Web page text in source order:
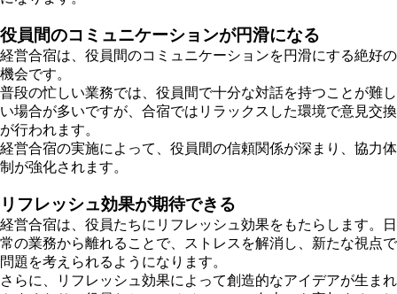
役員間のコミュニケーションが円滑になる
経営合宿は、役員間のコミュニケーションを円滑にする絶好の
機会です。
普段の忙しい業務では、役員間で十分な対話を持つことが難し
い場合が多いですが、合宿ではリラックスした環境で意見交換
が行われます。
経営合宿の実施によって、役員間の信頼関係が深まり、協力体
制が強化されます。
リフレッシュ効果が期待できる
経営合宿は、役員たちにリフレッシュ効果をもたらします。日
常の業務から離れることで、ストレスを解消し、新たな視点で
問題を考えられるようになります。
さらに、リフレッシュ効果によって創造的なアイデアが生まれ